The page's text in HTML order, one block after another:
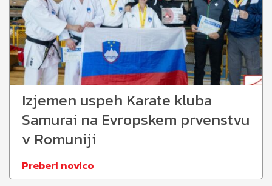
Izjemen uspeh Karate kluba
Samurai na Evropskem prvenstvu
v Romuniji
Preberi novico